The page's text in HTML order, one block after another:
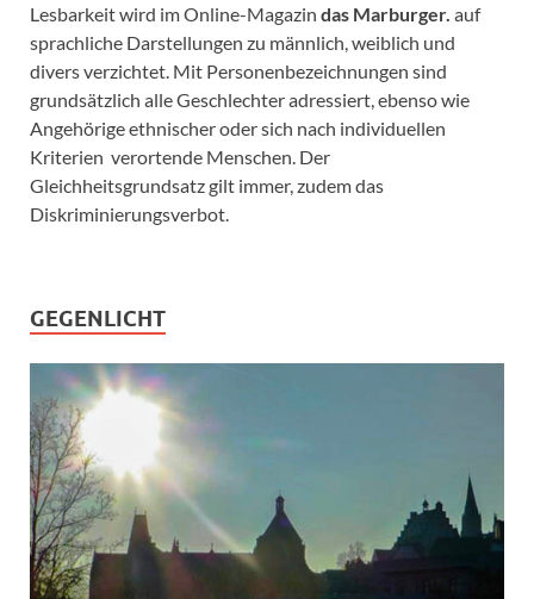
Lesbarkeit wird im Online-Magazin das Marburger. auf
sprachliche Darstellungen zu männlich, weiblich und
divers verzichtet. Mit Personenbezeichnungen sind
grundsätzlich alle Geschlechter adressiert, ebenso wie
Angehörige ethnischer oder sich nach individuellen
Kriterien verortende Menschen. Der
Gleichheitsgrundsatz gilt immer, zudem das
Diskriminierungsverbot.
GEGENLICHT